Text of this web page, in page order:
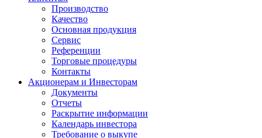
Производство
Качество
Основная продукция
Сервис
Референции
Торговые процедуры
Контакты
Акционерам и Инвесторам
Документы
Отчеты
Раскрытие информации
Календарь инвестора
Требование о выкупе